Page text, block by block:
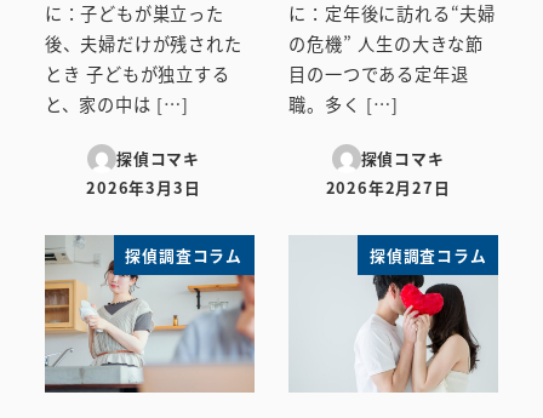
に：子どもが巣立った
後、夫婦だけが残された
とき 子どもが独立する
と、家の中は […]
探偵コマキ
投稿日
2026年3月3日
に：定年後に訪れる“夫婦
の危機” 人生の大きな節
目の一つである定年退
職。多く […]
探偵コマキ
投稿日
2026年2月27日
探偵調査コラム 探偵調査コラム